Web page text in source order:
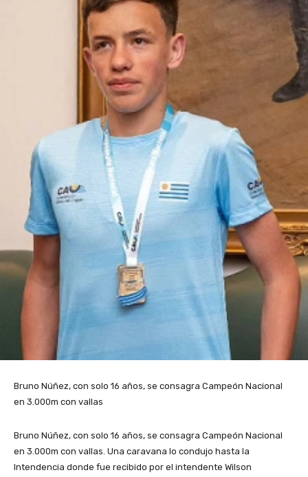
Bruno Núñez, con solo 16 años, se consagra Campeón Nacional
en 3.000m con vallas
Bruno Núñez, con solo 16 años, se consagra Campeón Nacional
en 3.000m con vallas. Una caravana lo condujo hasta la
Intendencia donde fue recibido por el intendente Wilson